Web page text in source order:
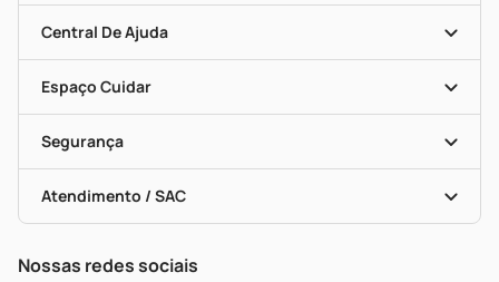
Mapa De Categorias
Blog Da PP
Seja Uma Loja Parceira
Clube PP
Convênios
Programa Popular Do Brasil
Encarte De Ofertas
Dermaclub
Descontos De Laboratório (PBM)
Cupons E Ofertas
Central De Ajuda
Entrega
Recompra Programada
Compras Com Receita
Alomed (tele-Entrega)
Formas De Pagamento
Troca E Devolução
Bulas De A A Z
Políticas De Marketplace
Espaço Cuidar
Vacinas
Serviços Farmacêuticos
Testes Rápidos
Autoteste Covid-19
Segurança
Certificado De Segurança
Portal Da Privacidade
Atendimento / SAC
WhatsApp (47) 9202-1687
Nossas redes sociais